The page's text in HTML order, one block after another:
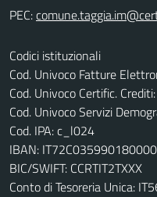
PEC:
Codici istituzionali
Cod. Univoco Fatture
Cod. Univoco Certific.
Cod. Univoco Servizi
Cod. IPA: c_l024
IBAN:
BIC/SWIFT: CCRTIT2TXXX
Conto di Tesoreria Unica: